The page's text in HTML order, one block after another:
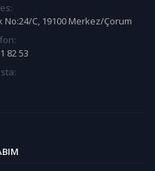
C, 19100 Merkez/Çorum
82 53